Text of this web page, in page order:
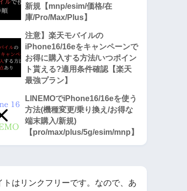
新規【mnp/esim/価格/在
庫/Pro/Max/Plus】
注意】楽天モバイルの
iPhone16/16eをキャンペーンで
お得に購入する方法/いつポイン
ト貰える?適用条件確認【楽天
最強プラン】
LINEMOでiPhone16/16eを使う
方法(機種変更/乗り換え/お得な
端末購入/新規)
【pro/max/plus/5g/esim/mnp】
トはリンクフリーです。なので、あ